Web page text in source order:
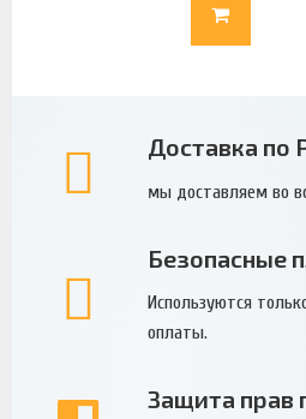
Доставка по
мы доставляем во
Безопасные
Используются
оплаты.
Защита прав